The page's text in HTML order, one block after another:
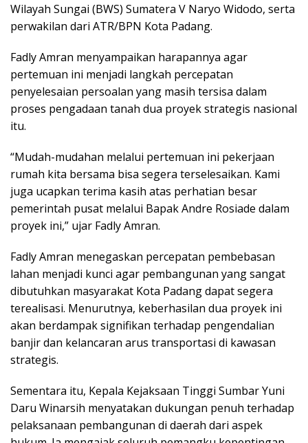
Wilayah Sungai (BWS) Sumatera V Naryo Widodo, serta
perwakilan dari ATR/BPN Kota Padang.
Fadly Amran menyampaikan harapannya agar
pertemuan ini menjadi langkah percepatan
penyelesaian persoalan yang masih tersisa dalam
proses pengadaan tanah dua proyek strategis nasional
itu.
“Mudah-mudahan melalui pertemuan ini pekerjaan
rumah kita bersama bisa segera terselesaikan. Kami
juga ucapkan terima kasih atas perhatian besar
pemerintah pusat melalui Bapak Andre Rosiade dalam
proyek ini,” ujar Fadly Amran.
Fadly Amran menegaskan percepatan pembebasan
lahan menjadi kunci agar pembangunan yang sangat
dibutuhkan masyarakat Kota Padang dapat segera
terealisasi. Menurutnya, keberhasilan dua proyek ini
akan berdampak signifikan terhadap pengendalian
banjir dan kelancaran arus transportasi di kawasan
strategis.
Sementara itu, Kepala Kejaksaan Tinggi Sumbar Yuni
Daru Winarsih menyatakan dukungan penuh terhadap
pelaksanaan pembangunan di daerah dari aspek